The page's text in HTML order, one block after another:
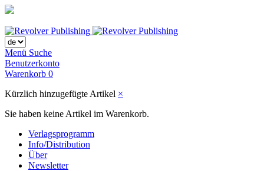
Menü Suche
Benutzerkonto
Warenkorb 0
Kürzlich hinzugefügte Artikel ×
Sie haben keine Artikel im Warenkorb.
Verlagsprogramm
Info/Distribution
Über
Newsletter